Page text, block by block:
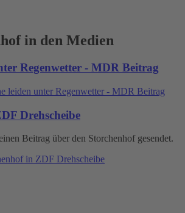
in den Medien
Regenwetter - MDR Beitrag
leiden unter Regenwetter - MDR Beitrag
Drehscheibe
Beitrag über den Storchenhof gesendet.
in ZDF Drehscheibe